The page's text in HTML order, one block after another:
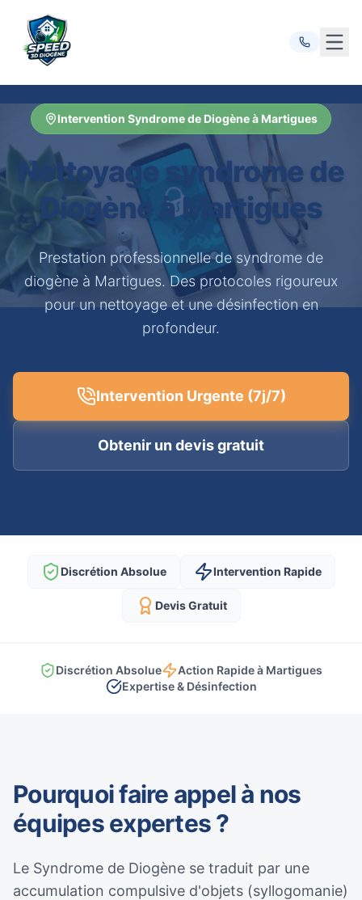
Intervention Syndrome de Diogène à Martigues
Nettoyage syndrome de
Diogène à Martigues
Prestation professionnelle de syndrome de
diogène à Martigues. Des protocoles rigoureux
pour un nettoyage et une désinfection en
profondeur.
Intervention Urgente (7j/7)
Obtenir un devis gratuit
Discrétion Absolue Intervention Rapide
Devis Gratuit
Discrétion Absolue
Action Rapide à Martigues
Expertise & Désinfection
Pourquoi faire appel à nos
équipes expertes ?
Le Syndrome de Diogène se traduit par une
accumulation compulsive d'objets (syllogomanie)